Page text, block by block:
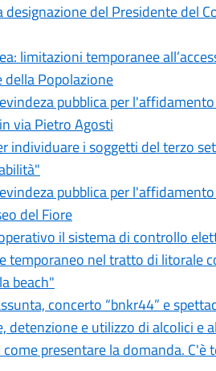
designazione del Presidente del
limitazioni temporanee
della Popolazione
pubblica per
via Pietro Agosti
individuare i soggetti del terzo
pubblica per
del Fiore
il sistema di controllo
temporaneo nel tratto di litorale
beach"
concerto “bnkr44” e
detenzione e utilizzo di alcolici
presentare la domanda. C'è